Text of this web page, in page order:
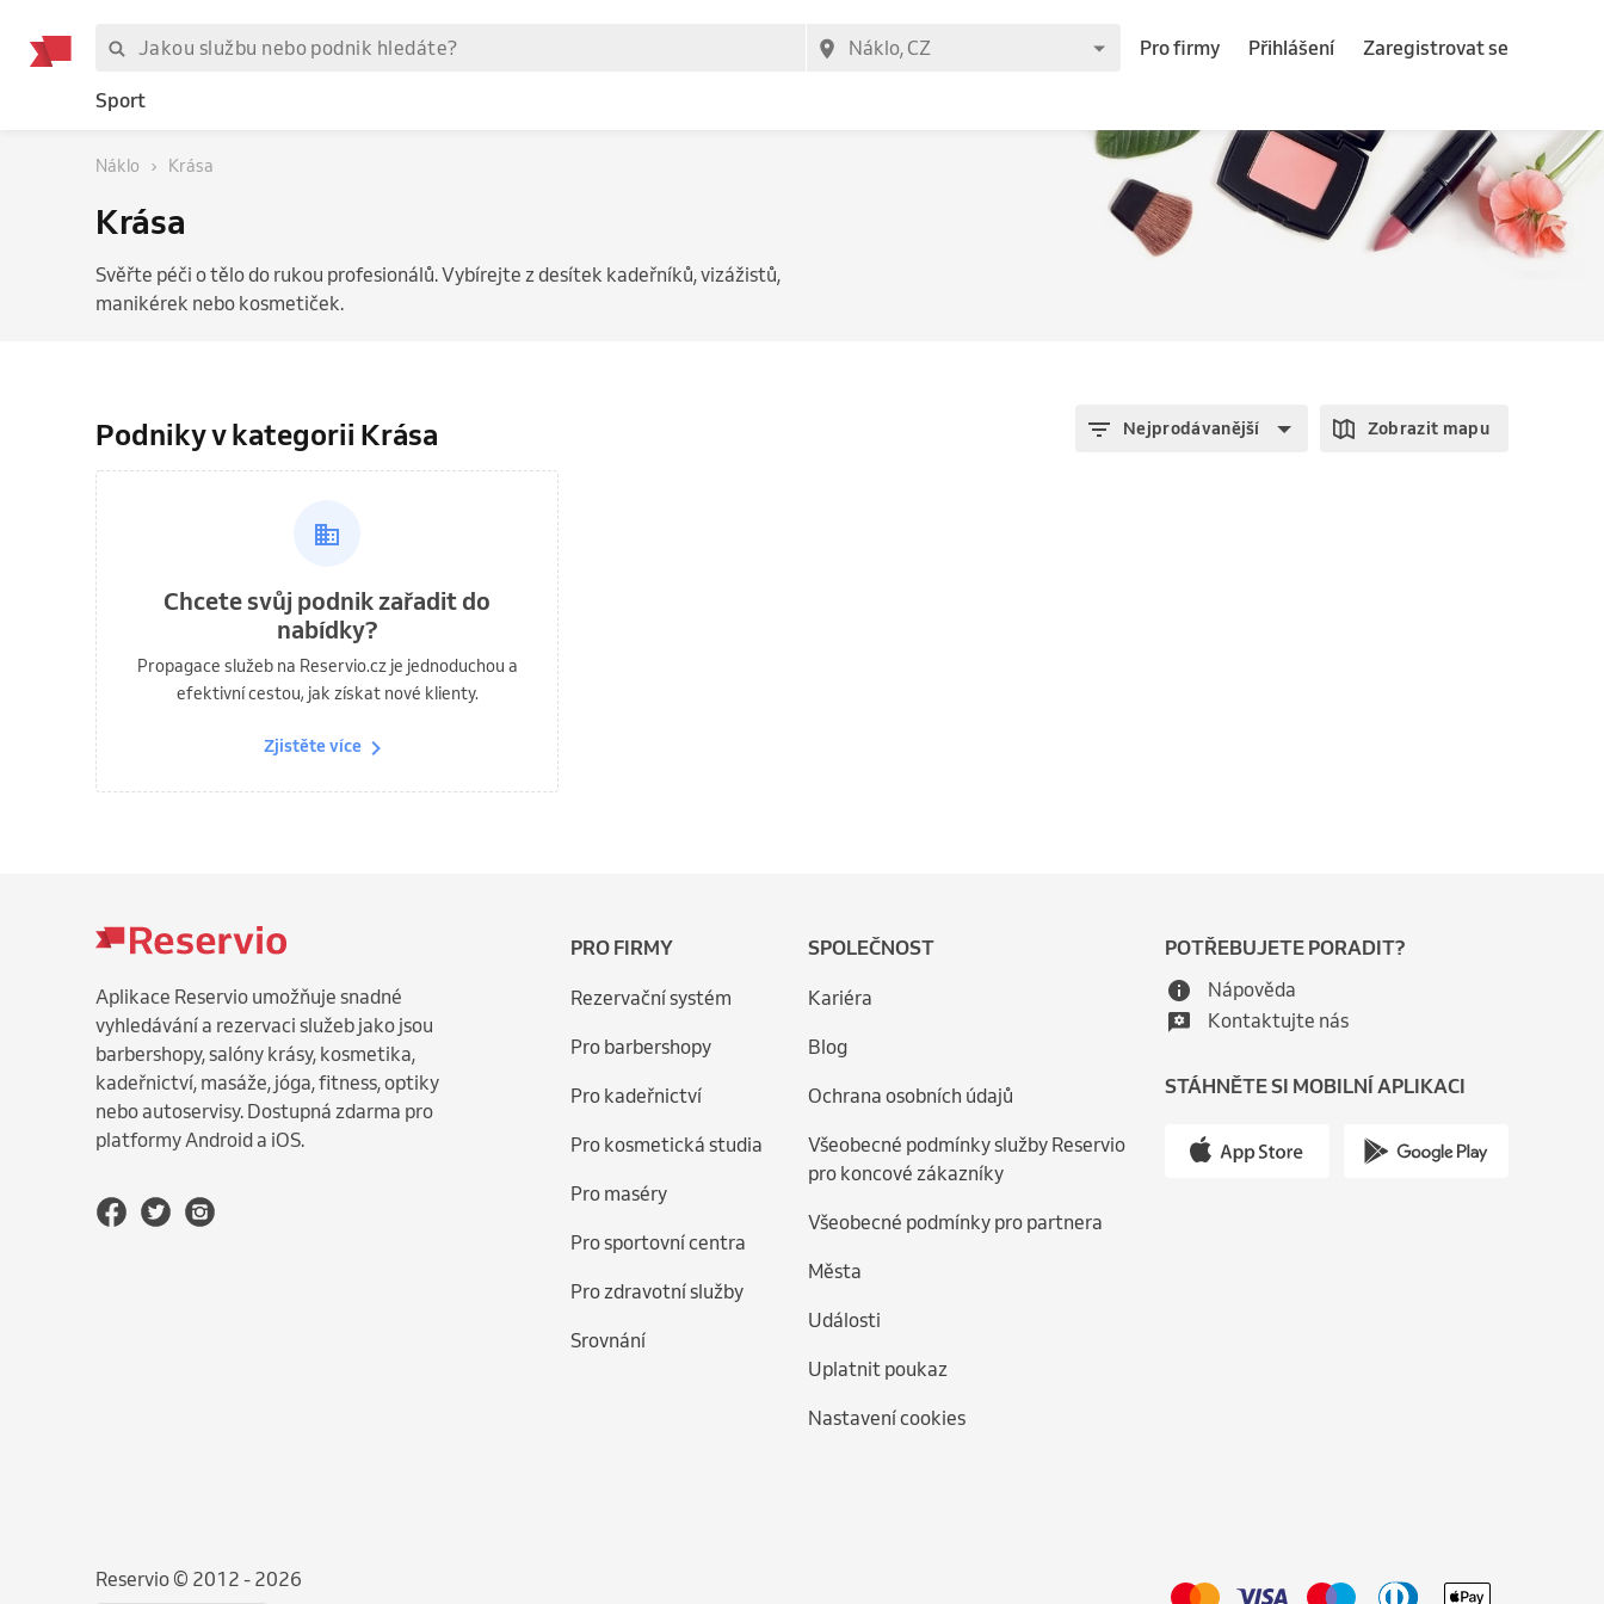
Pro firmy Přihlášení Zaregistrovat se
Sport
Náklo Krása
Krása
Svěřte péči o tělo do rukou profesionálů. Vybírejte z desítek kadeřníků, vizážistů,
manikérek nebo kosmetiček.
Podniky v kategorii Krása Nejprodávanější Zobrazit mapu
Chcete svůj podnik zařadit do
nabídky?
Propagace služeb na Reservio.cz je jednoduchou a
efektivní cestou, jak získat nové klienty.
Zjistěte více
Aplikace Reservio umožňuje snadné
vyhledávání a rezervaci služeb jako jsou
barbershopy, salóny krásy, kosmetika,
kadeřnictví, masáže, jóga, fitness, optiky
nebo autoservisy. Dostupná zdarma pro
platformy Android a iOS.
PRO FIRMY
Rezervační systém
Pro barbershopy
Pro kadeřnictví
Pro kosmetická studia
Pro maséry
Pro sportovní centra
Pro zdravotní služby
Srovnání
SPOLEČNOST
Kariéra
Blog
Ochrana osobních údajů
Všeobecné podmínky služby Reservio
pro koncové zákazníky
Všeobecné podmínky pro partnera
Města
Události
Uplatnit poukaz
Nastavení cookies
POTŘEBUJETE PORADIT?
Nápověda
Kontaktujte nás
STÁHNĚTE SI MOBILNÍ APLIKACI
Reservio © 2012 - 2026